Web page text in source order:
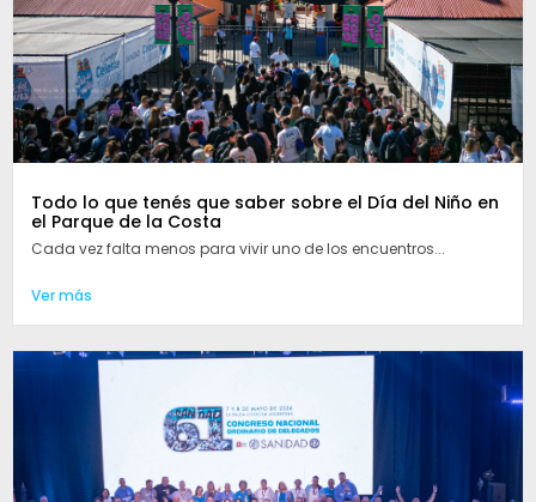
Todo lo que tenés que saber sobre el Día del Niño en
el Parque de la Costa
Cada vez falta menos para vivir uno de los encuentros...
Ver más